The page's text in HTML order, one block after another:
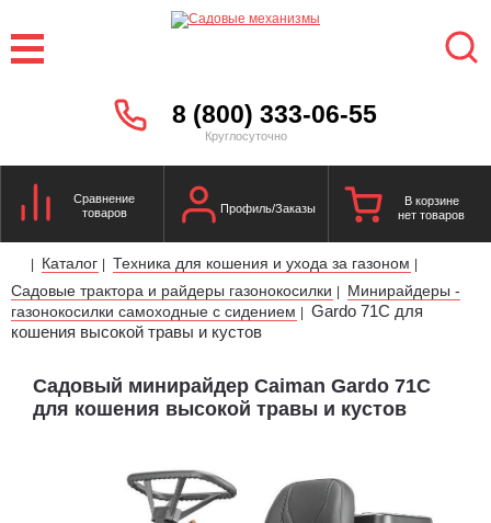
8 (800) 333-06-55
Круглосуточно
Сравнение
товаров
Профиль/Заказы
В корзине
нет товаров
| Каталог | Техника для кошения и ухода за газоном |
Садовые трактора и райдеры газонокосилки |
Минирайдеры -
газонокосилки самоходные с сидением | Gardo 71C для
кошения высокой травы и кустов
Садовый минирайдер Caiman Gardo 71C
для кошения высокой травы и кустов